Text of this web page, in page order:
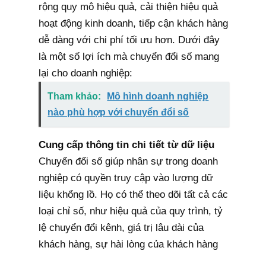
rộng quy mô hiệu quả, cải thiện hiệu quả
hoạt động kinh doanh, tiếp cận khách hàng
dễ dàng với chi phí tối ưu hơn. Dưới đây
là một số lợi ích mà chuyển đổi số mang
lại cho doanh nghiệp:
Tham khảo:
Mô hình doanh nghiệp
nào phù hợp với chuyển đổi số
Cung cấp thông tin chi tiết từ dữ liệu
Chuyển đổi số giúp nhân sự trong doanh
nghiệp có quyền truy cập vào lượng dữ
liệu khổng lồ. Họ có thể theo dõi tất cả các
loại chỉ số, như hiệu quả của quy trình, tỷ
lệ chuyển đổi kênh, giá trị lâu dài của
khách hàng, sự hài lòng của khách hàng